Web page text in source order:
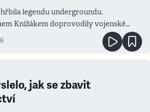
legendu undergroundu.
Knížákem doprovodily vojenské
jak se zbavit